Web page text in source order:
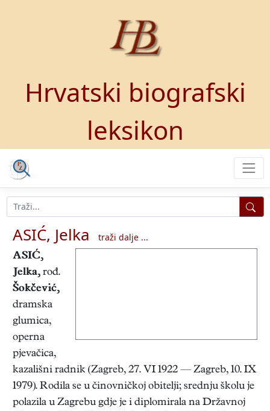
Hrvatski biografski
leksikon
ASIĆ, Jelka
traži dalje ...
ASIĆ,
Jelka, rođ.
Šokčević,
dramska
glumica,
operna
pjevačica,
kazališni radnik (Zagreb, 27. VI 1922 — Zagreb, 10. IX
1979). Rodila se u činovničkoj obitelji; srednju školu je
polazila u Zagrebu gdje je i diplomirala na Državnoj